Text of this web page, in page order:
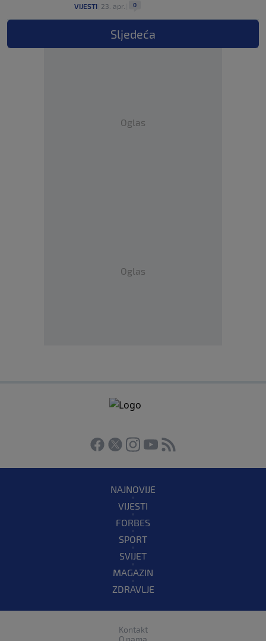
VIJESTI 23. apr. 0
Sljedeća
Oglas
Oglas
NAJNOVIJE
VIJESTI
FORBES
SPORT
SVIJET
MAGAZIN
ZDRAVLJE
Kontakt
O nama